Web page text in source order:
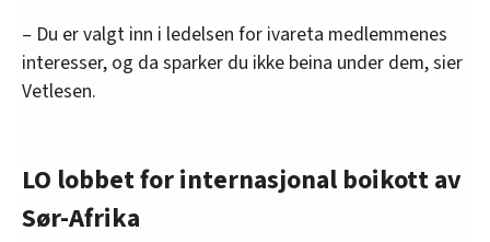
– Du er valgt inn i ledelsen for ivareta medlemmenes
interesser, og da sparker du ikke beina under dem, sier
Vetlesen.
LO lobbet for internasjonal boikott av
Sør-Afrika